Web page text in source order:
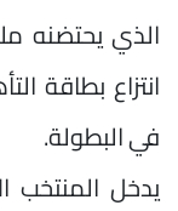
الذي يحتضنه
انتزاع بطاقة
في البطولة.
يدخل المنتخب